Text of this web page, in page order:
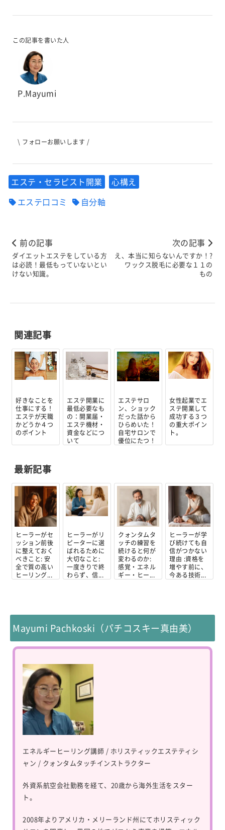
この記事を書いた人
P.Mayumi
\ フォローお願いします /
エステ・セラピスト開業
心構え
エステ口コミ
自分軸
前の記事
ダイエットエステをしている方
は必読！最低もっていないとい
けない知識。
次の記事
え、本当に知らないんですか！?
ワックス脱毛に必要な１１の
もの
関連記事
好きなことを
仕事にする！
エステが天職
かどうか４つ
のポイント
エステ開業に
最低必要なも
の：開業届・
エステ機材・
資金などにつ
いて
エステサロ
ン、ショック
だった話から
ひらめいた！
自宅サロンで
優位にたつ！
女性起業でエ
ステ開業して
成功する３つ
の重大ポイン
ト。
最新記事
ヒーラーがセ
ッション前後
に整えておく
べきこと: 安
全で質の高い
ヒーリング...
ヒーラーがリ
ピーターに選
ばれるために
大切なこと:
一度きりで終
わらず、信...
クォンタムタ
ッチの練習を
続けると何が
変わるのか:
感覚・エネル
ギー・ヒー...
ヒーラーが学
び続けても自
信がつかない
理由 :資格を
増やす前に、
今ある技術...
Mayumi Pachkoski（パチコスキー真由美）
エネルギーヒーリング講師 / ホリスティックエステティシ
ャン / クォンタムタッチインストラクター
外資系航空会社勤務を経て、20歳から海外生活をスター
ト。
2008年よりアメリカ・メリーランド州にてホリスティック